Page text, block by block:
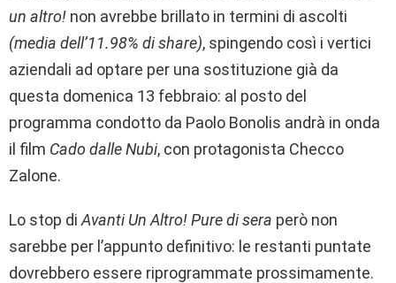
un altro! non avrebbe brillato in termini di ascolti
(media dell’11.98% di share), spingendo così i vertici
aziendali ad optare per una sostituzione già da
questa domenica 13 febbraio: al posto del
programma condotto da Paolo Bonolis andrà in onda
il film Cado dalle Nubi, con protagonista Checco
Zalone.
Lo stop di Avanti Un Altro! Pure di sera però non
sarebbe per l’appunto definitivo: le restanti puntate
dovrebbero essere riprogrammate prossimamente.